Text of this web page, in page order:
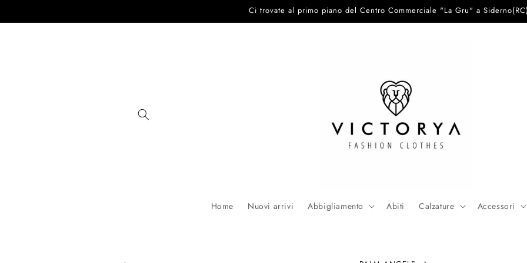
ai contenuti
Ci trovate al primo piano del Centro Commerciale "La Gru" a Siderno(RC)
Home Nuovi arrivi Abbigliamento Abiti Calzature Accessori